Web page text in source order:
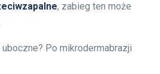
, zabieg ten może
Po mikrodermabrazji